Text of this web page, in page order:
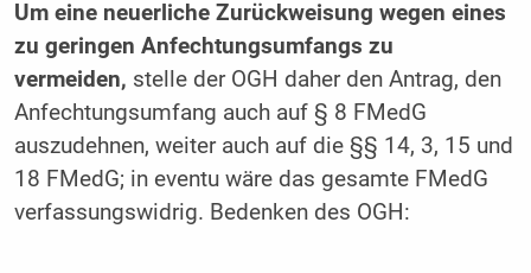
Um eine neuerliche Zurückweisung wegen eines
zu ­geringen Anfechtungsumfangs zu
vermeiden, stelle der OGH daher den Antrag, den
Anfechtungsumfang auch auf § 8 FMedG
auszudehnen, weiter auch auf die §§ 14, 3, 15 und
18 FMedG; in eventu wäre das gesamte FMedG
verfassungswidrig. Bedenken des OGH: